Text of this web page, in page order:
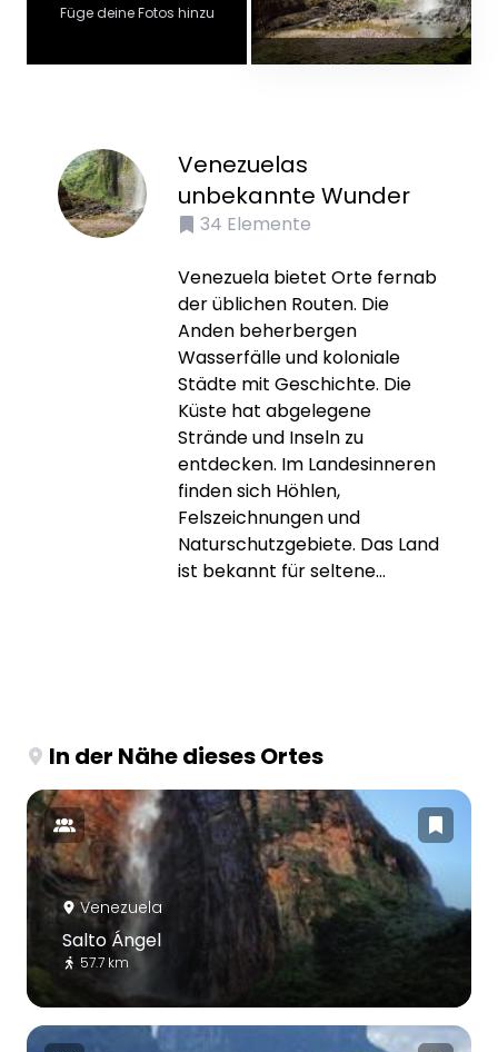
Füge deine Fotos hinzu
Venezuelas
unbekannte Wunder
34 Elemente
Venezuela bietet Orte fernab
der üblichen Routen. Die
Anden beherbergen
Wasserfälle und koloniale
Städte mit Geschichte. Die
Küste hat abgelegene
Strände und Inseln zu
entdecken. Im Landesinneren
finden sich Höhlen,
Felszeichnungen und
Naturschutzgebiete. Das Land
ist bekannt für seltene...
In der Nähe dieses Ortes
Venezuela
Salto Ángel
57.7 km